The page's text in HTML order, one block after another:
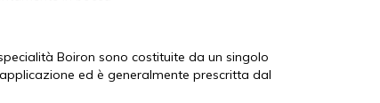
Boiron sono costituite da un singolo
ed è generalmente prescritta dal